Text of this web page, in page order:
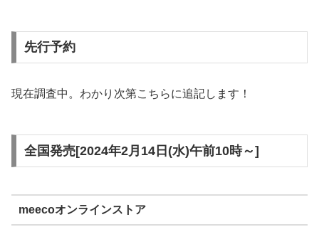
先行予約
現在調査中。わかり次第こちらに追記します！
全国発売[2024年2月14日(水)午前10時～]
meecoオンラインストア